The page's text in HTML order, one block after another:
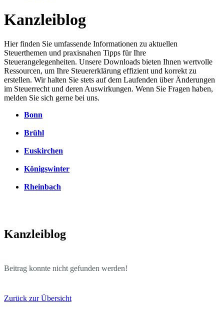
Kanzleiblog
Hier finden Sie umfassende Informationen zu aktuellen
Steuerthemen und praxisnahen Tipps für Ihre
Steuerangelegenheiten. Unsere Downloads bieten Ihnen wertvolle
Ressourcen, um Ihre Steuererklärung effizient und korrekt zu
erstellen. Wir halten Sie stets auf dem Laufenden über Änderungen
im Steuerrecht und deren Auswirkungen. Wenn Sie Fragen haben,
melden Sie sich gerne bei uns.
Bonn
Brühl
Euskirchen
Königswinter
Rheinbach
Kanzleiblog
Beitrag konnte nicht gefunden werden!
Zurück zur Übersicht